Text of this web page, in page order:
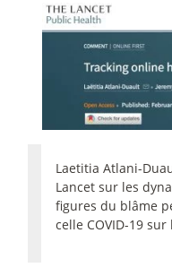
Laetitia Atlani-
Lancet sur les
figures du blâme
celle COVID-19